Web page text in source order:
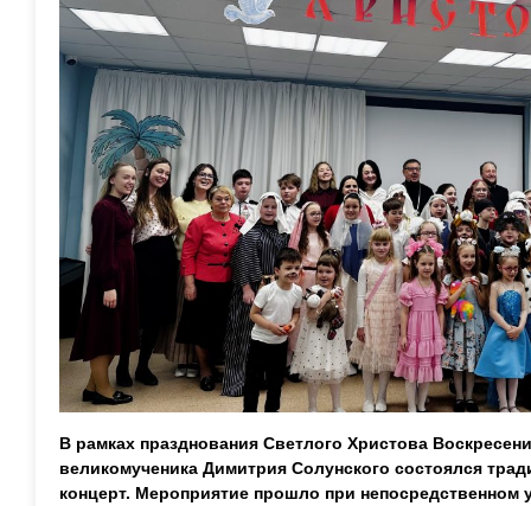
В рамках празднования Светлого Христова
великомученика Димитрия Солунского состоялся
концерт. Мероприятие прошло при непосредственном